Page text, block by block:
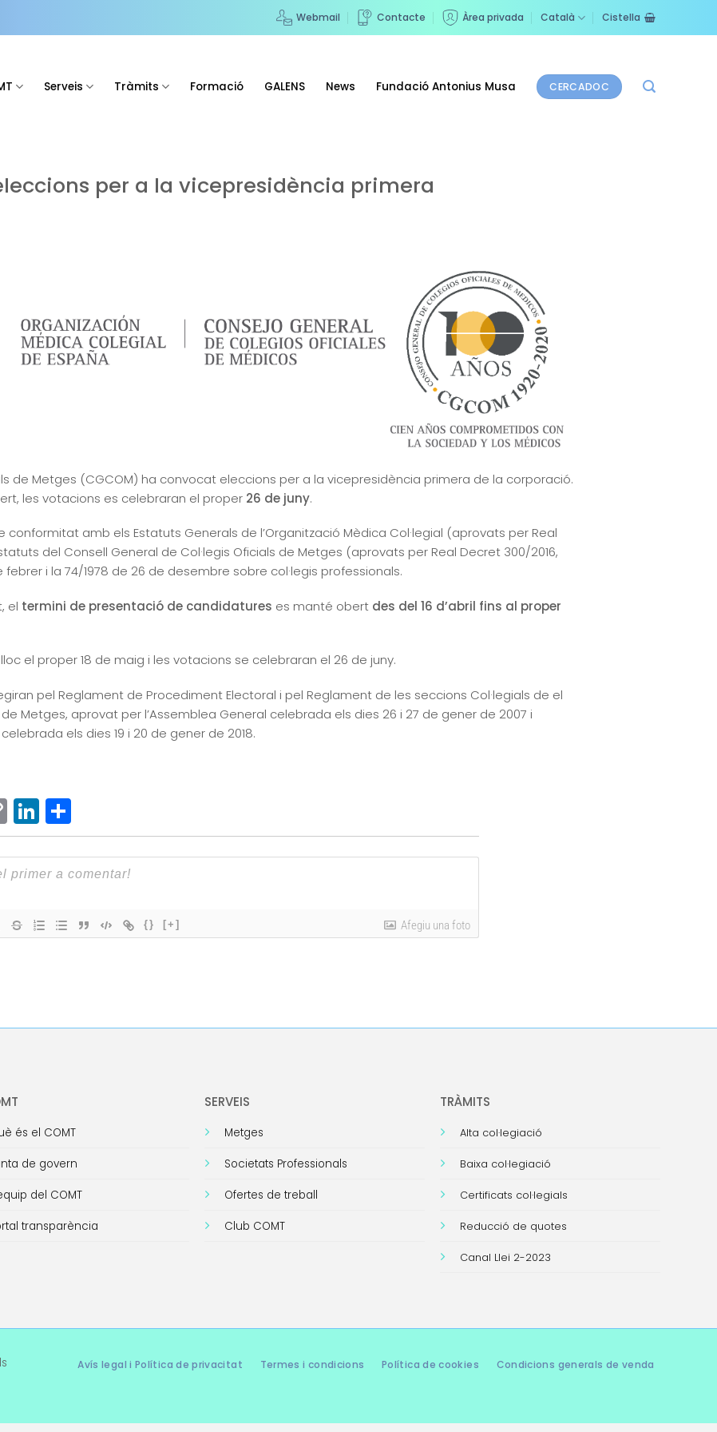
Webmail Contacte Àrea privada Català Cistella
Serveis Tràmits Formació GALENS News Fundació Antonius Musa CERCADOC
per a la vicepresidència primera
de Metges (CGCOM) ha convocat eleccions per a la vicepresidència primera de la corporació.
les votacions es celebraran el proper 26 de juny.
amb els Estatuts Generals de l’Organització Mèdica Col·legial (aprovats per Real
del Consell General de Col·legis Oficials de Metges (aprovats per Real Decret 300/2016,
febrer i la 74/1978 de 26 de desembre sobre col·legis professionals.
el termini de presentació de candidatures es manté obert des del 16 d’abril fins al proper
el proper 18 de maig i les votacions se celebraran el 26 de juny.
pel Reglament de Procediment Electoral i pel Reglament de les seccions Col·legials de el
Metges, aprovat per l’Assemblea General celebrada els dies 26 i 27 de gener de 2007 i
els dies 19 i 20 de gener de 2018.
Copy
Link
LinkedIn
Comparteix
{} [+] Afegiu una foto
és el COMT
de govern
del COMT
transparència
SERVEIS
Metges
Societats Professionals
Ofertes de treball
Club COMT
TRÀMITS
Alta col·legiació
Baixa col·legiació
Certificats col·legials
Reducció de quotes
Canal Llei 2-2023
Avís legal i Política de privacitat Termes i condicions Política de cookies Condicions generals de venda